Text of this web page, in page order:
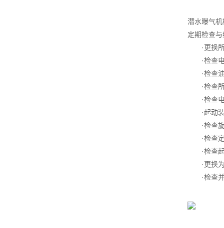
潜水曝气
定期检查
·更换所
·检查电
·检查油
·检查所
·检查电
·起动装
·检查旋
·检查定
·检查起
·更换为
·检查并